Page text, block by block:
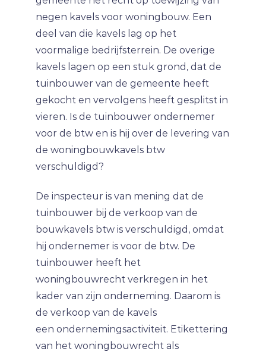
negen kavels voor woningbouw. Een
deel van die kavels lag op het
voormalige bedrijfsterrein. De overige
kavels lagen op een stuk grond, dat de
tuinbouwer van de gemeente heeft
gekocht en vervolgens heeft gesplitst in
vieren. Is de tuinbouwer ondernemer
voor de btw en is hij over de levering van
de woningbouwkavels btw
verschuldigd?
De inspecteur is van mening dat de
tuinbouwer bij de verkoop van de
bouwkavels btw is verschuldigd, omdat
hij ondernemer is voor de btw. De
tuinbouwer heeft het
woningbouwrecht verkregen in het
kader van zijn onderneming. Daarom is
de verkoop van de kavels
een ondernemingsactiviteit. Etikettering
van het woningbouwrecht als